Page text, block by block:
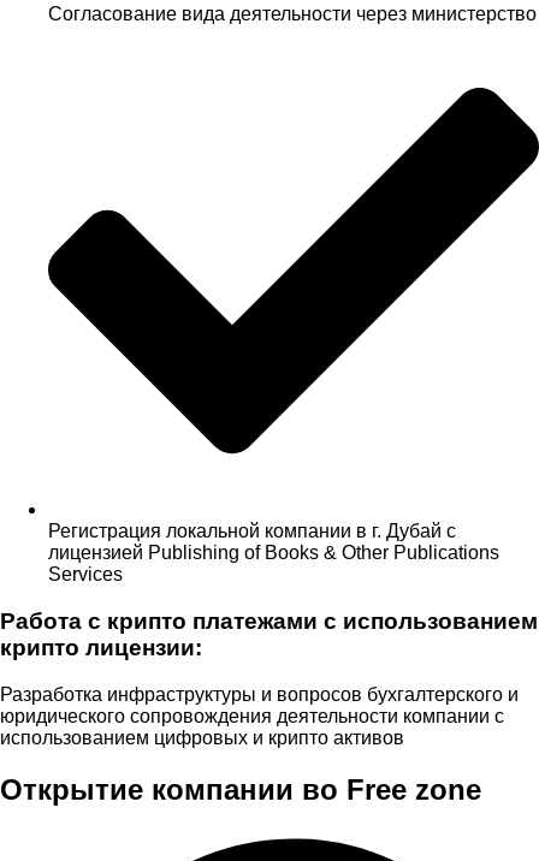
Согласование вида деятельности через министерство
Регистрация локальной компании в г. Дубай с
лицензией Publishing of Books & Other Publications
Services
Работа с крипто платежами с использованием
крипто лицензии:
Разработка инфраструктуры и вопросов бухгалтерского и
юридического сопровождения деятельности компании с
использованием цифровых и крипто активов
Открытие компании во Free zone